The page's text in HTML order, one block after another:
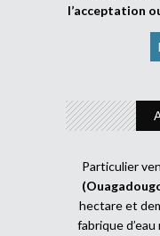
l’acceptation
Particulier
hectare et
fabrique